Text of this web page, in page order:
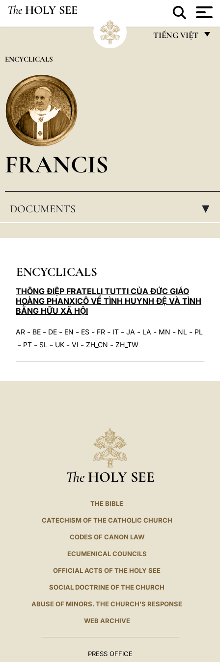
The HOLY SEE
TIẾNG VIỆT
العربيّة
ENCYCLICALS
FRANCIS
DOCUMENTS ▸
ENCYCLICALS
THÔNG ĐIỆP FRATELLI TUTTI CỦA ĐỨC GIÁO
HOÀNG PHANXICÔ VỀ TÌNH HUYNH ĐỆ VÀ TÌNH
BẰNG HỮU XÃ HỘI
AR - BE - DE - EN - ES - FR - IT - JA - LA - MN - NL - PL
- PT - SL - UK - VI - ZH_CN - ZH_TW
The HOLY SEE
THE BIBLE
CATECHISM OF THE CATHOLIC CHURCH
CODES OF CANON LAW
ECUMENICAL COUNCILS
OFFICIAL ACTS OF THE HOLY SEE
SOCIAL DOCTRINE OF THE CHURCH
ABUSE OF MINORS. THE CHURCH'S RESPONSE
WEB ARCHIVE
PRESS OFFICE